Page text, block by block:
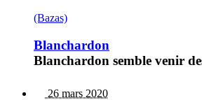
(Bazas)
Blanchardon
Blanchardon semble venir
26 mars 2020